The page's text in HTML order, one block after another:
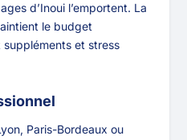
d’Inoui l’emportent. La
le budget
et stress
Paris-Bordeaux ou